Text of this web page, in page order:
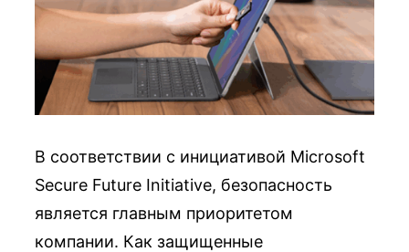
В соответствии с инициативой Microsoft
Secure Future Initiative, безопасность
является главным приоритетом
компании. Как защищенные